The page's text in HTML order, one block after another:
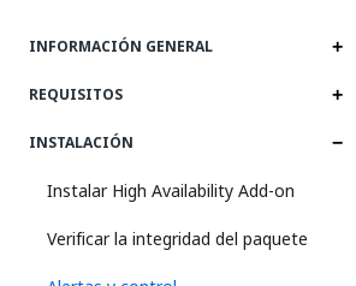
INFORMACIÓN GENERAL
REQUISITOS
INSTALACIÓN
Instalar High Availability Add-on
Verificar la integridad del paquete